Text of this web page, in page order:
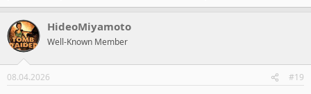
HideoMiyamoto
Well-Known Member
08.04.2026 #19